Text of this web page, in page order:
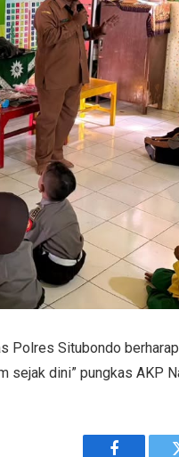
Polres Situbondo
sejak dini” pungkas AKP